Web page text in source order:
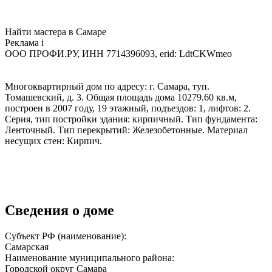
Найти мастера в Самаре
Реклама i
ООО ПРОФИ.РУ, ИНН 7714396093, erid: LdtCKWmeo
Многоквартирный дом по адресу: г. Самара, туп.
Томашевский, д. 3. Общая площадь дома 10279.60 кв.м,
построен в 2007 году, 19 этажный, подъездов: 1, лифтов: 2.
Серия, тип постройки здания: кирпичный. Тип фундамента:
Ленточный. Тип перекрытий: Железобетонные. Материал
несущих стен: Кирпич.
Сведения о доме
Субъект РФ (наименование):
Самарская
Наименование муниципального района:
Городской округ Самара